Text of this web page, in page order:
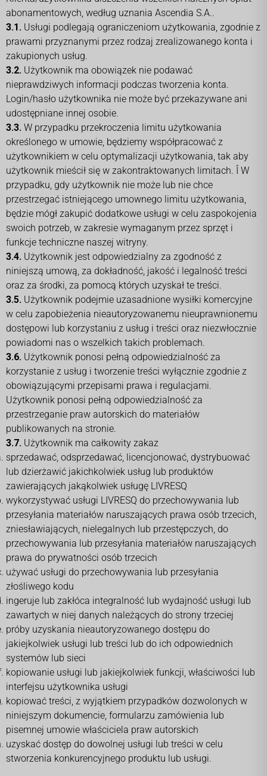
abonamentowych, według uznania Ascendia S.A..
3.1. Usługi podlegają ograniczeniom użytkowania, zgodnie z
prawami przyznanymi przez rodzaj zrealizowanego konta i
zakupionych usług.
3.2. Użytkownik ma obowiązek nie podawać
nieprawdziwych informacji podczas tworzenia konta.
Login/hasło użytkownika nie może być przekazywane ani
udostępniane innej osobie.
3.3. W przypadku przekroczenia limitu użytkowania
określonego w umowie, będziemy współpracować z
użytkownikiem w celu optymalizacji użytkowania, tak aby
użytkownik mieścił się w zakontraktowanych limitach. Î W
przypadku, gdy użytkownik nie może lub nie chce
przestrzegać istniejącego umownego limitu użytkowania,
będzie mógł zakupić dodatkowe usługi w celu zaspokojenia
swoich potrzeb, w zakresie wymaganym przez sprzęt i
funkcje techniczne naszej witryny.
3.4. Użytkownik jest odpowiedzialny za zgodność z
niniejszą umową, za dokładność, jakość i legalność treści
oraz za środki, za pomocą których uzyskał te treści.
3.5. Użytkownik podejmie uzasadnione wysiłki komercyjne
w celu zapobieżenia nieautoryzowanemu nieuprawnionemu
dostępowi lub korzystaniu z usług i treści oraz niezwłocznie
powiadomi nas o wszelkich takich problemach.
3.6. Użytkownik ponosi pełną odpowiedzialność za
korzystanie z usług i tworzenie treści wyłącznie zgodnie z
obowiązującymi przepisami prawa i regulacjami.
Użytkownik ponosi pełną odpowiedzialność za
przestrzeganie praw autorskich do materiałów
publikowanych na stronie.
3.7. Użytkownik ma całkowity zakaz
sprzedawać, odsprzedawać, licencjonować, dystrybuować
lub dzierżawić jakichkolwiek usług lub produktów
zawierających jakąkolwiek usługę LIVRESQ
wykorzystywać usługi LIVRESQ do przechowywania lub
przesyłania materiałów naruszających prawa osób trzecich,
zniesławiających, nielegalnych lub przestępczych, do
przechowywania lub przesyłania materiałów naruszających
prawa do prywatności osób trzecich
używać usługi do przechowywania lub przesyłania
złośliwego kodu
ingeruje lub zakłóca integralność lub wydajność usługi lub
zawartych w niej danych należących do strony trzeciej
próby uzyskania nieautoryzowanego dostępu do
jakiejkolwiek usługi lub treści lub do ich odpowiednich
systemów lub sieci
kopiowanie usługi lub jakiejkolwiek funkcji, właściwości lub
interfejsu użytkownika usługi
kopiować treści, z wyjątkiem przypadków dozwolonych w
niniejszym dokumencie, formularzu zamówienia lub
pisemnej umowie właściciela praw autorskich
uzyskać dostęp do dowolnej usługi lub treści w celu
stworzenia konkurencyjnego produktu lub usługi.